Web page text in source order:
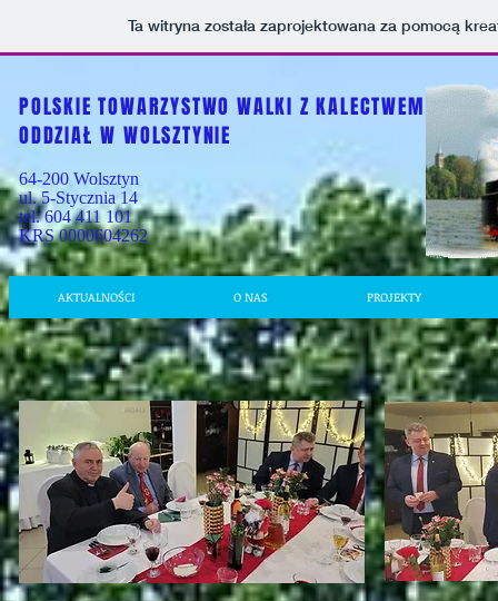
Ta witryna została zaprojektowana za pomocą
POLSKIE TOWARZYSTWO WALKI Z KALECTWEM
ODDZIAŁ W WOLSZTYNIE
64-200 Wolsztyn
ul. 5-Stycznia 14
tel. 604 411 101
KRS 0000604262
AKTUALNOŚCI O NAS PROJEKTY